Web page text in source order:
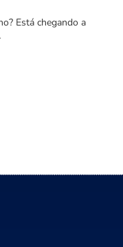
Está chegando a